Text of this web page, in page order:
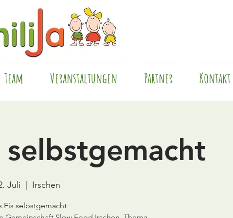
Team Veranstaltungen Partner Kontakt
selbstgemacht
Juli Irschen
Eis selbstgemacht